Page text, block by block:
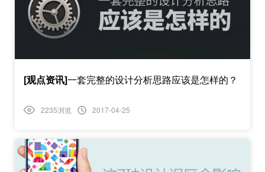
[观点资讯]一套完整的设计分析思路应该是怎样的？
2235浏览 2017-04-25